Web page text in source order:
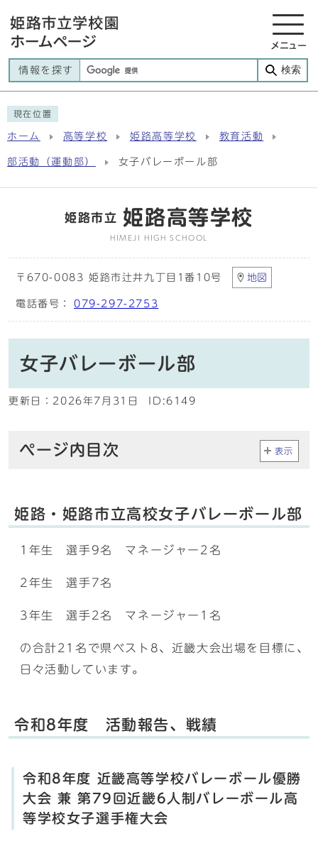
メニュー
情報を探す 検索
現在位置
ホーム 高等学校 姫路高等学校 教育活動
部活動（運動部） 女子バレーボール部
姫路市立 姫路高等学校
HIMEJI HIGH SCHOOL
〒670-0083 姫路市辻井九丁目1番10号 地図
電話番号： 079-297-2753
女子バレーボール部
更新日： 2026年7月31日 ID:6149
ページ内目次 表示
姫路・姫路市立高校女子バレーボール部
1年生 選手9名 マネージャー2名
2年生 選手7名
3年生 選手2名 マネージャー1名
の合計21名で県ベスト8、近畿大会出場を目標に、
日々活動しています。
令和8年度 活動報告、戦績
令和8年度 近畿高等学校バレーボール優勝
大会 兼 第79回近畿6人制バレーボール高
等学校女子選手権大会